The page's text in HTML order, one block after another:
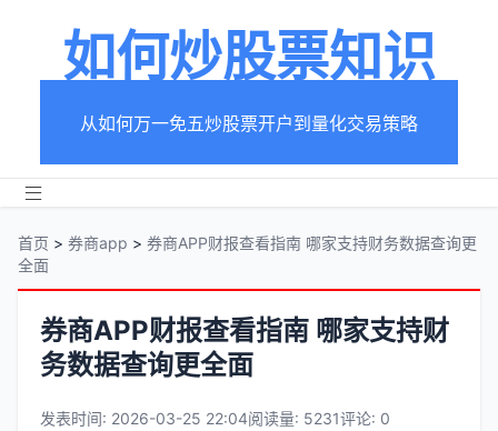
如何炒股票知识
从如何万一免五炒股票开户到量化交易策略
首页 > 券商app > 券商APP财报查看指南 哪家支持财务数据查询更
全面
券商APP财报查看指南 哪家支持财
务数据查询更全面
发表时间: 2026-03-25 22:04阅读量: 5231评论: 0